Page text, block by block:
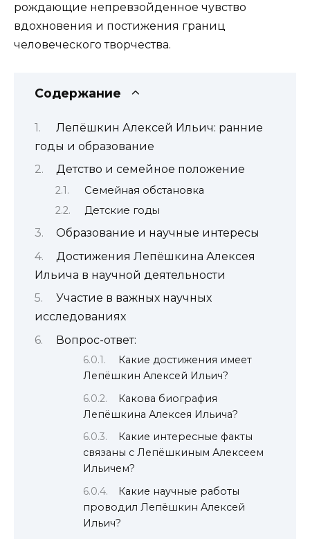
рождающие непревзойденное чувство
вдохновения и постижения границ
человеческого творчества.
Содержание
Лепёшкин Алексей Ильич: ранние
годы и образование
Детство и семейное положение
Семейная обстановка
Детские годы
Образование и научные интересы
Достижения Лепёшкина Алексея
Ильича в научной деятельности
Участие в важных научных
исследованиях
Вопрос-ответ:
Какие достижения имеет
Лепёшкин Алексей Ильич?
Какова биография
Лепёшкина Алексея Ильича?
Какие интересные факты
связаны с Лепёшкиным Алексеем
Ильичем?
Какие научные работы
проводил Лепёшкин Алексей
Ильич?